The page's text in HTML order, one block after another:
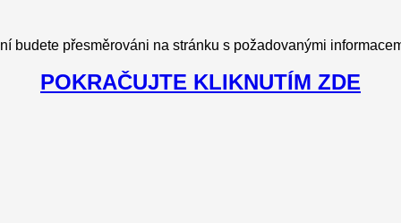
budete přesměrováni na stránku s požadovanými
POKRAČUJTE KLIKNUTÍM ZDE